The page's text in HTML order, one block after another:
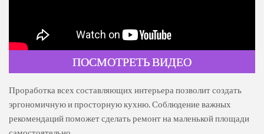
ПОСМОТРЕТЬ ВИДЕО
Проработка всех составляющих интерьера позволит создать
эргономичную и просторную кухню. Соблюдение важных
рекомендаций поможет сделать ремонт на маленькой площади